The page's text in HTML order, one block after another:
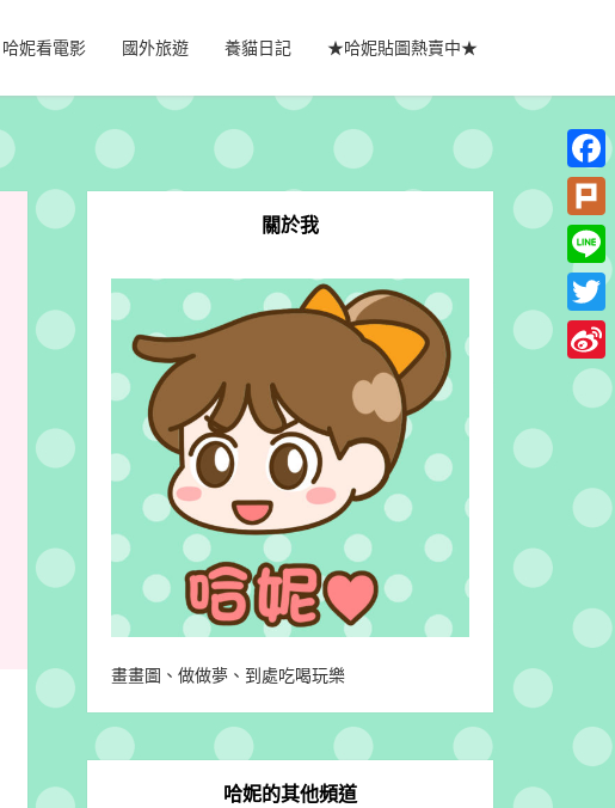
哈妮看電影 國外旅遊 養貓日記 ★哈妮貼圖熱賣中★
關於我
畫畫圖、做做夢、到處吃喝玩樂
哈妮的其他頻道
Plurk
Line
Sina
Weibo